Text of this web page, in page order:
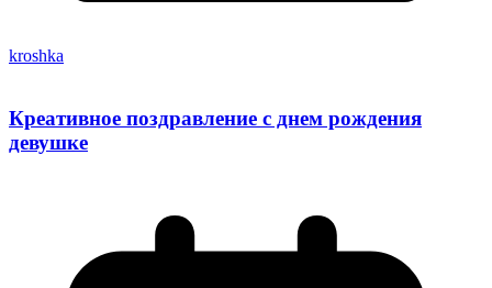
kroshka
Креативное поздравление с днем рождения
девушке